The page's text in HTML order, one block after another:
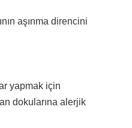
aşınma direncini
yapmak için
dokularına alerjik